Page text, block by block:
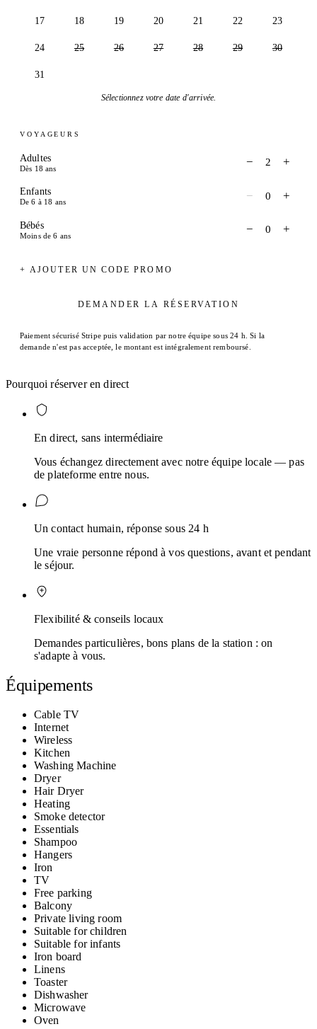
17 18 19 20 21 22 23
24 25 26 27 28 29 30
31
Sélectionnez votre date d'arrivée.
VOYAGEURS
Adultes
Dès 18 ans − 2 +
Enfants
De 6 à 18 ans − 0 +
Bébés
Moins de 6 ans − 0 +
+ AJOUTER UN CODE PROMO
DEMANDER LA RÉSERVATION
Paiement sécurisé Stripe puis validation par notre équipe sous 24 h. Si la
demande n'est pas acceptée, le montant est intégralement remboursé.
Pourquoi réserver en direct
En direct, sans intermédiaire
Vous échangez directement avec notre équipe locale — pas
de plateforme entre nous.
Un contact humain, réponse sous 24 h
Une vraie personne répond à vos questions, avant et pendant
le séjour.
Flexibilité & conseils locaux
Demandes particulières, bons plans de la station : on
s'adapte à vous.
Équipements
Cable TV
Internet
Wireless
Kitchen
Washing Machine
Dryer
Hair Dryer
Heating
Smoke detector
Essentials
Shampoo
Hangers
Iron
TV
Free parking
Balcony
Private living room
Suitable for children
Suitable for infants
Iron board
Linens
Toaster
Dishwasher
Microwave
Oven